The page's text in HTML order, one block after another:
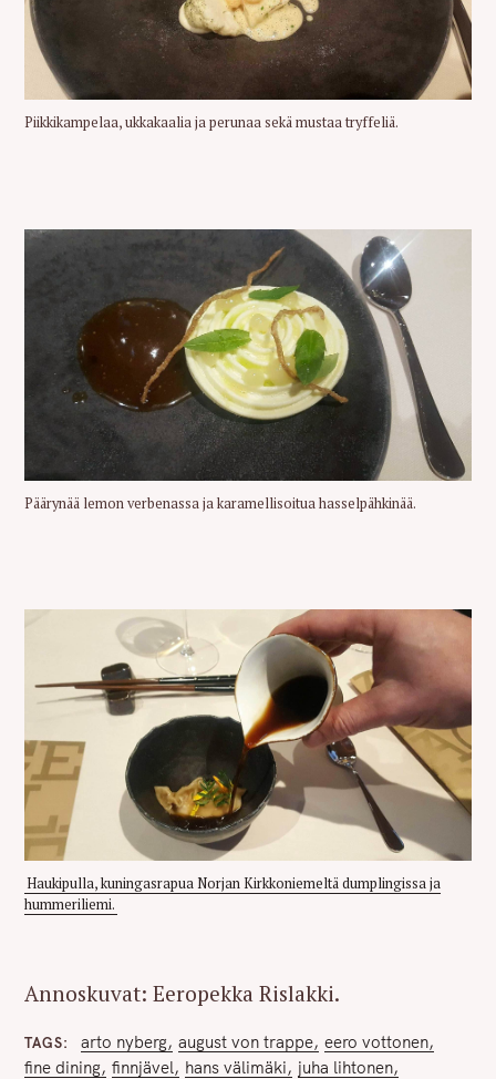
Piikkikampelaa, ukkakaalia ja perunaa sekä mustaa tryffeliä.
Päärynää lemon verbenassa ja karamellisoitua hasselpähkinää.
Haukipulla, kuningasrapua Norjan Kirkkoniemeltä dumplingissa ja
hummeriliemi.
Annoskuvat: Eeropekka Rislakki.
TAGS arto nyberg august von trappe eero vottonen
fine dining finnjävel hans välimäki
juha lihtonen